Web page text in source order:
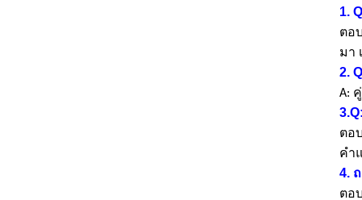
1.
ตอ
มา
2.
A:
ตอ
คำ
4.
ตอ